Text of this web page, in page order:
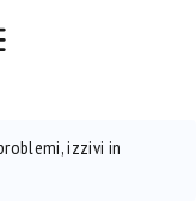
izzivi in